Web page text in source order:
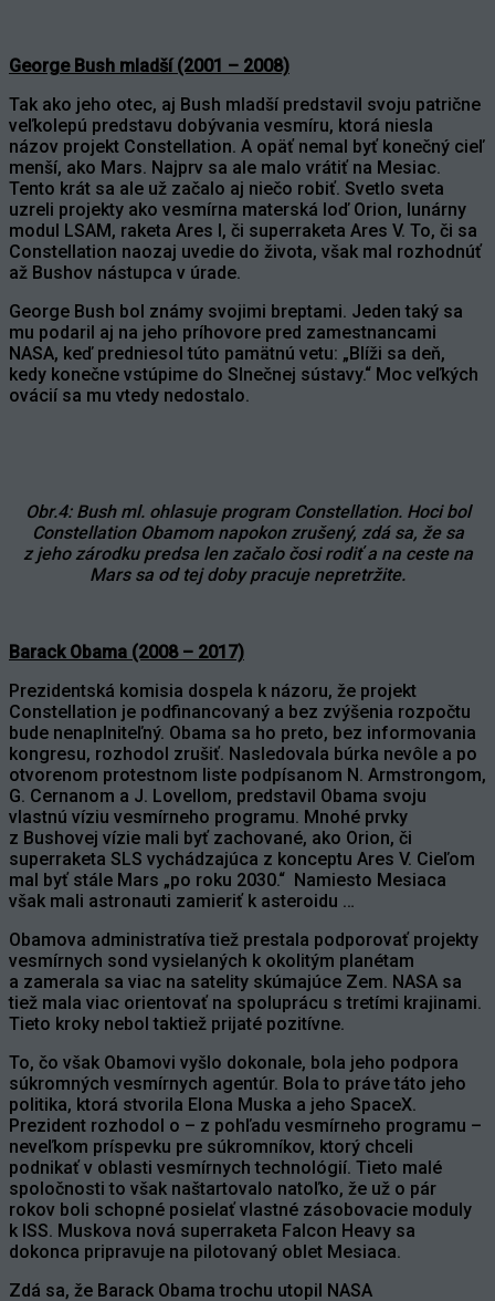
George Bush mladší (2001 – 2008)
Tak ako jeho otec, aj Bush mladší predstavil svoju patrične
veľkolepú predstavu dobývania vesmíru, ktorá niesla
názov projekt Constellation. A opäť nemal byť konečný cieľ
menší, ako Mars. Najprv sa ale malo vrátiť na Mesiac.
Tento krát sa ale už začalo aj niečo robiť. Svetlo sveta
uzreli projekty ako vesmírna materská loď Orion, lunárny
modul LSAM, raketa Ares I, či superraketa Ares V. To, či sa
Constellation naozaj uvedie do života, však mal rozhodnúť
až Bushov nástupca v úrade.
George Bush bol známy svojimi breptami. Jeden taký sa
mu podaril aj na jeho príhovore pred zamestnancami
NASA, keď predniesol túto pamätnú vetu: „Blíži sa deň,
kedy konečne vstúpime do Slnečnej sústavy.“ Moc veľkých
ovácií sa mu vtedy nedostalo.
Obr.4: Bush ml. ohlasuje program Constellation. Hoci bol
Constellation Obamom napokon zrušený, zdá sa, že sa
z jeho zárodku predsa len začalo čosi rodiť a na ceste na
Mars sa od tej doby pracuje nepretržite.
Barack Obama (2008 – 2017)
Prezidentská komisia dospela k názoru, že projekt
Constellation je podfinancovaný a bez zvýšenia rozpočtu
bude nenaplniteľný. Obama sa ho preto, bez informovania
kongresu, rozhodol zrušiť. Nasledovala búrka nevôle a po
otvorenom protestnom liste podpísanom N. Armstrongom,
G. Cernanom a J. Lovellom, predstavil Obama svoju
vlastnú víziu vesmírneho programu. Mnohé prvky
z Bushovej vízie mali byť zachované, ako Orion, či
superraketa SLS vychádzajúca z konceptu Ares V. Cieľom
mal byť stále Mars „po roku 2030.“ Namiesto Mesiaca
však mali astronauti zamieriť k asteroidu …
Obamova administratíva tiež prestala podporovať projekty
vesmírnych sond vysielaných k okolitým planétam
a zamerala sa viac na satelity skúmajúce Zem. NASA sa
tiež mala viac orientovať na spoluprácu s tretími krajinami.
Tieto kroky nebol taktiež prijaté pozitívne.
To, čo však Obamovi vyšlo dokonale, bola jeho podpora
súkromných vesmírnych agentúr. Bola to práve táto jeho
politika, ktorá stvorila Elona Muska a jeho SpaceX.
Prezident rozhodol o – z pohľadu vesmírneho programu –
neveľkom príspevku pre súkromníkov, ktorý chceli
podnikať v oblasti vesmírnych technológií. Tieto malé
spoločnosti to však naštartovalo natoľko, že už o pár
rokov boli schopné posielať vlastné zásobovacie moduly
k ISS. Muskova nová superraketa Falcon Heavy sa
dokonca pripravuje na pilotovaný oblet Mesiaca.
Zdá sa, že Barack Obama trochu utopil NASA